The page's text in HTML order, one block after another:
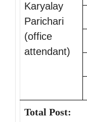
Karyalay
Parichari
(office
attendant)
Total Post: